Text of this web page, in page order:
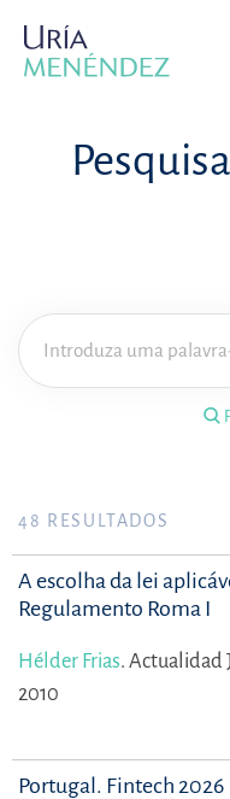
Filtrar resultados
Área de prática
48 RESULTADOS
A escolha da lei
Regulamento Roma I
Hélder Frias. Actualidad
2010
Portugal. Fintech 2026